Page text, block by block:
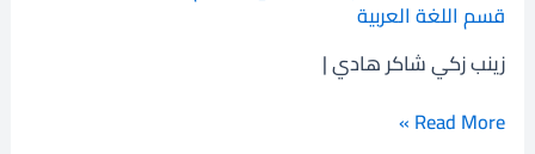
قسم اللغة العربية
زينب زكي شاكر هادي |
زكي
شاكر
هادي
Read More »